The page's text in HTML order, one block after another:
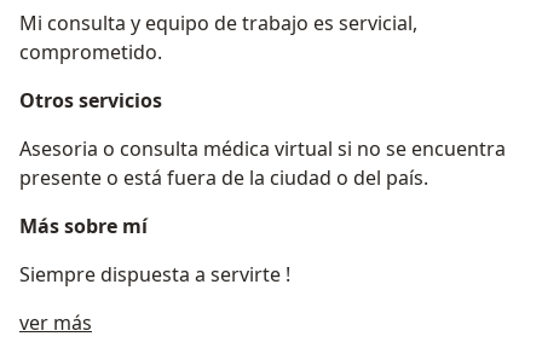
Mi consulta y equipo de trabajo es servicial,
comprometido.
Otros servicios
Asesoria o consulta médica virtual si no se encuentra
presente o está fuera de la ciudad o del país.
Más sobre mí
Siempre dispuesta a servirte !
ver más